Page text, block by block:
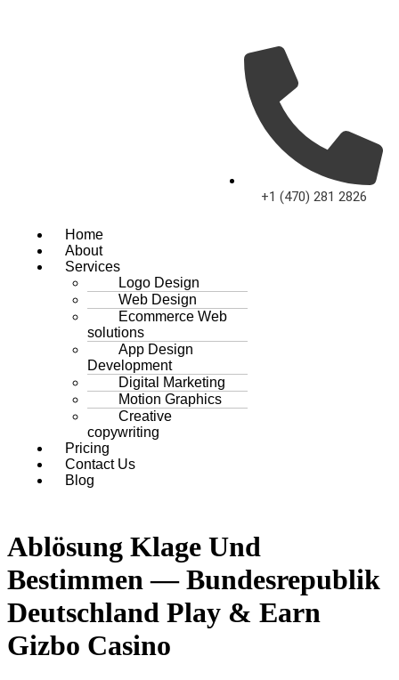
+1 (470) 281 2826
Home
About
Services
Logo Design
Web Design
Ecommerce Web
solutions
App Design
Development
Digital Marketing
Motion Graphics
Creative
copywriting
Pricing
Contact Us
Blog
Ablösung Klage Und
Bestimmen — Bundesrepublik
Deutschland Play & Earn
Gizbo Casino